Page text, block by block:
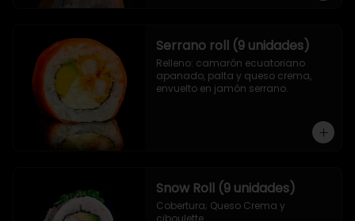
Serrano roll (9 unidades)
Relleno: camarón ecuatoriano
apanado, palta y queso crema,
envuelto en jamón serrano.
Snow Roll (9 unidades)
Cobertura; Queso Crema y
ciboulette